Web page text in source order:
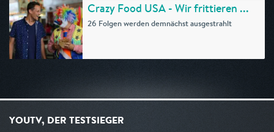
Crazy Food USA - Wir frittieren ...
26 Folgen werden demnächst ausgestrahlt
YOUTV, DER TESTSIEGER